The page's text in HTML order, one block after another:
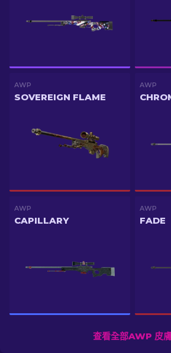
AWP
SOVEREIGN FLAME
AWP
AWP
CAPILLARY
AWP
FADE
查看全部AWP 皮